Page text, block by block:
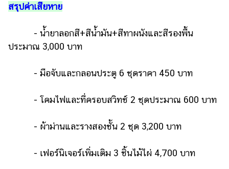
สรุปค่าเสียหาย
- น้ำยาลอกสี+สีน้ำมัน+สีทาผนังและสีรองพื้น
ประมาณ 3,000 บาท
- มือจับและกลอนประตู 6 ชุดราคา 450 บาท
- โคมไฟและที่ครอบสวิทช์ 2 ชุดประมาณ 600 บาท
- ผ้าม่านและรางสองชั้น 2 ชุด 3,200 บาท
- เฟอร์นิเจอร์เพิ่มเติม 3 ชิ้นไม้ไผ่ 4,700 บาท